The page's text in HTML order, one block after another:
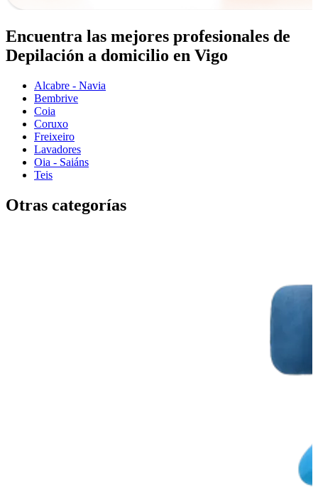
Encuentra las mejores profesionales de
Depilación a domicilio en Vigo
Alcabre - Navia
Bembrive
Coia
Coruxo
Freixeiro
Lavadores
Oia - Saiáns
Teis
Otras categorías